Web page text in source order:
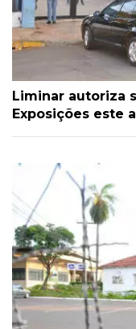
Liminar autoriza
Exposições este